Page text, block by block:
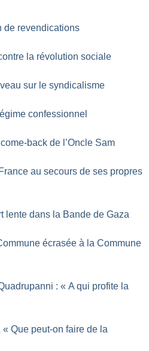
de revendications
la révolution sociale
sur le syndicalisme
confessionnel
back de l’Oncle Sam
au secours de ses propres
lente dans la Bande de Gaza
écrasée à la Commune
: « A qui profite la
« Que peut-on faire de la